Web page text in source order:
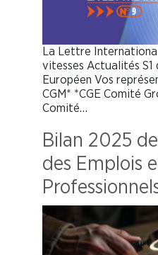
La Lettre
vitesses Actualités S1
Européen Vos
CGM* *CGE Comité
Comité…
Bilan 2025
des Emplois